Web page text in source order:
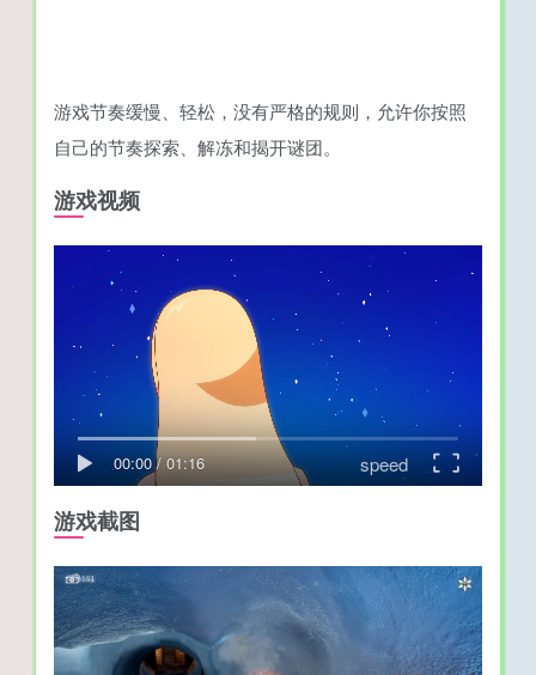
游戏节奏缓慢、轻松，没有严格的规则，允许你按照
自己的节奏探索、解冻和揭开谜团。
游戏视频
00:00/01:16 speed
游戏截图